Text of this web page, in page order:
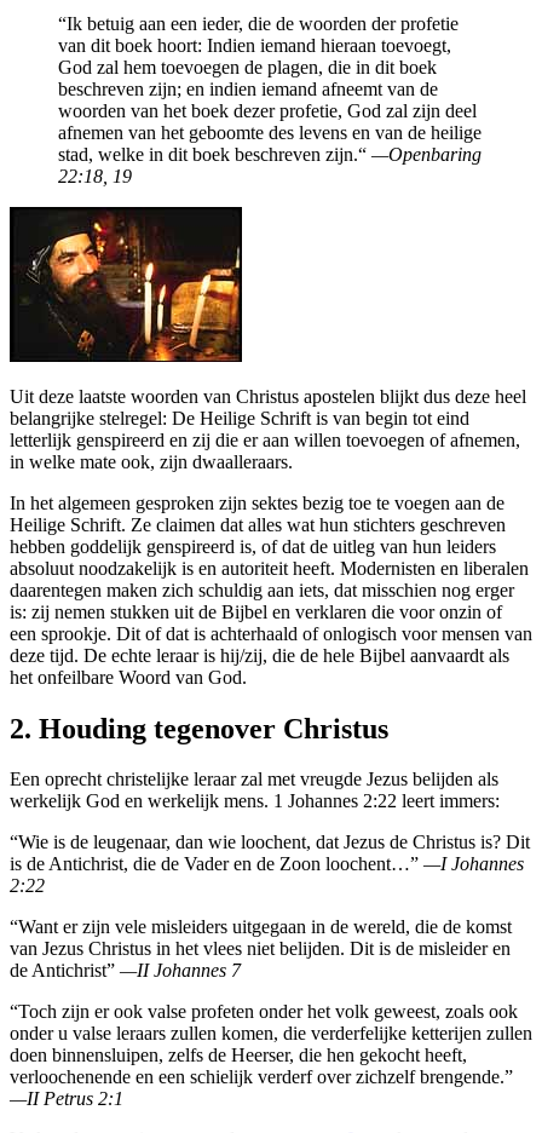
“Ik betuig aan een ieder, die de woorden der profetie
van dit boek hoort: Indien iemand hieraan toevoegt,
God zal hem toevoegen de plagen, die in dit boek
beschreven zijn; en indien iemand afneemt van de
woorden van het boek dezer profetie, God zal zijn deel
afnemen van het geboomte des levens en van de heilige
stad, welke in dit boek beschreven zijn.“ —Openbaring
22:18, 19
Uit deze laatste woorden van Christus apostelen blijkt dus deze heel
belangrijke stelregel: De Heilige Schrift is van begin tot eind
letterlijk genspireerd en zij die er aan willen toevoegen of afnemen,
in welke mate ook, zijn dwaalleraars.
In het algemeen gesproken zijn sektes bezig toe te voegen aan de
Heilige Schrift. Ze claimen dat alles wat hun stichters geschreven
hebben goddelijk genspireerd is, of dat de uitleg van hun leiders
absoluut noodzakelijk is en autoriteit heeft. Modernisten en liberalen
daarentegen maken zich schuldig aan iets, dat misschien nog erger
is: zij nemen stukken uit de Bijbel en verklaren die voor onzin of
een sprookje. Dit of dat is achterhaald of onlogisch voor mensen van
deze tijd. De echte leraar is hij/zij, die de hele Bijbel aanvaardt als
het onfeilbare Woord van God.
2. Houding tegenover Christus
Een oprecht christelijke leraar zal met vreugde Jezus belijden als
werkelijk God en werkelijk mens. 1 Johannes 2:22 leert immers:
“Wie is de leugenaar, dan wie loochent, dat Jezus de Christus is? Dit
is de Antichrist, die de Vader en de Zoon loochent…” —I Johannes
2:22
“Want er zijn vele misleiders uitgegaan in de wereld, die de komst
van Jezus Christus in het vlees niet belijden. Dit is de misleider en
de Antichrist” —II Johannes 7
“Toch zijn er ook valse profeten onder het volk geweest, zoals ook
onder u valse leraars zullen komen, die verderfelijke ketterijen zullen
doen binnensluipen, zelfs de Heerser, die hen gekocht heeft,
verloochenende en een schielijk verderf over zichzelf brengende.”
—II Petrus 2:1